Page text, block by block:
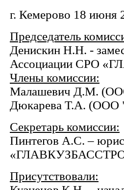
г. Кемерово 18 июня
Председатель
Денискин Н.Н. -
Ассоциации СРО
Члены комиссии:
Малашевич Д.М.
Дюкарева Т.А.
Секретарь комиссии:
Пинтегов А.С. –
Присутствовали: